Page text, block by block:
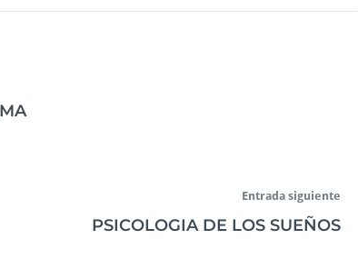
Entrada siguiente
PSICOLOGIA DE LOS SUEÑOS